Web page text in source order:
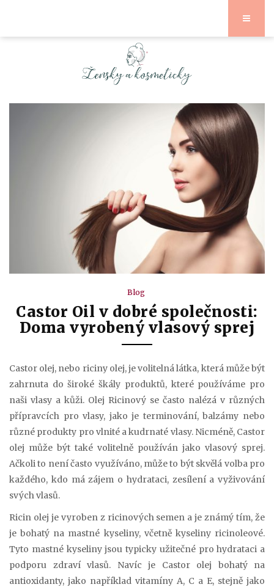
Blog
Castor Oil v dobré společnosti:
Doma vyrobený vlasový sprej
Castor olej, nebo riciny olej, je volitelná látka, která může být
zahrnuta do široké škály produktů, které používáme pro
naši vlasy a kůži. Olej Ricinový se často nalézá v různých
přípravcích pro vlasy, jako je terminování, balzámy nebo
různé produkty pro vlnité a kudrnaté vlasy. Nicméně, Castor
olej může být také volitelně používán jako vlasový sprej.
Ačkoli to není často využíváno, může to být skvělá volba pro
každého, kdo má zájem o hydrataci, zesílení a vyživování
svých vlasů.
Ricin olej je vyroben z ricinových semen a je známý tím, že
je bohatý na mastné kyseliny, včetně kyseliny ricinoleové.
Tyto mastné kyseliny jsou typicky užitečné pro hydrataci a
podporu zdraví vlasů. Navíc je Castor olej bohatý na
antioxidanty, jako například vitamíny A, C a E, stejně jako